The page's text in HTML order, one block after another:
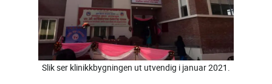
Slik ser klinikkbygningen ut utvendig i januar 2021.